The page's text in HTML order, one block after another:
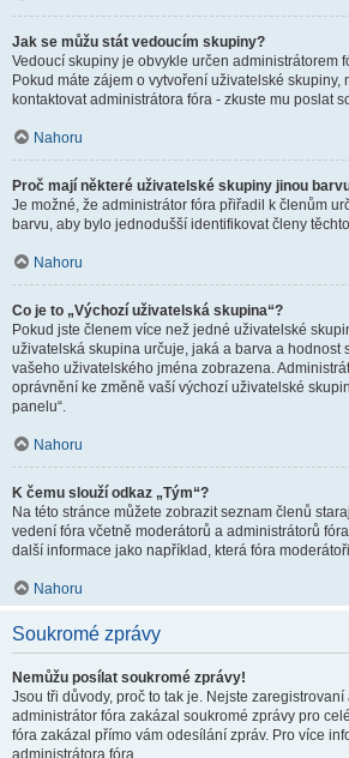
Jak se můžu stát vedoucím skupiny?
Vedoucí skupiny je obvykle určen administrátorem
Pokud máte zájem o vytvoření uživatelské skupiny,
kontaktovat administrátora fóra - zkuste mu poslat
Nahoru
Proč mají některé uživatelské skupiny jinou
Je možné, že administrátor fóra přiřadil k členům
barvu, aby bylo jednodušší identifikovat členy
Nahoru
Co je to „Výchozí uživatelská skupina“?
Pokud jste členem více než jedné uživatelské
uživatelská skupina určuje, jaká a barva a hodnost
vašeho uživatelského jména zobrazena.
oprávnění ke změně vaší výchozí uživatelské
panelu“.
Nahoru
K čemu slouží odkaz „Tým“?
Na této stránce můžete zobrazit seznam členů
vedení fóra včetně moderátorů a administrátorů
další informace jako například, která fóra
Nahoru
Soukromé zprávy
Nemůžu posílat soukromé zprávy!
Jsou tři důvody, proč to tak je. Nejste
administrátor fóra zakázal soukromé zprávy pro
fóra zakázal přímo vám odesílání zpráv. Pro více
administrátora fóra.